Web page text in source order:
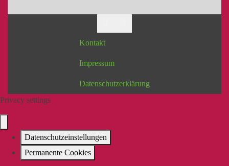
Kontakt
Impressum
Datenschutzerklärung
Privacy settings
Datenschutzeinstellungen
Permanente Cookies